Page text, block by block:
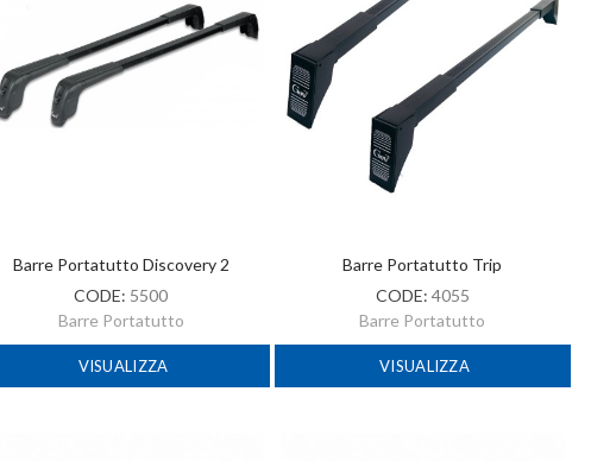
Barre Portatutto Discovery 2
CODE: 5500
Barre Portatutto
VISUALIZZA
Barre Portatutto Trip
CODE: 4055
Barre Portatutto
VISUALIZZA